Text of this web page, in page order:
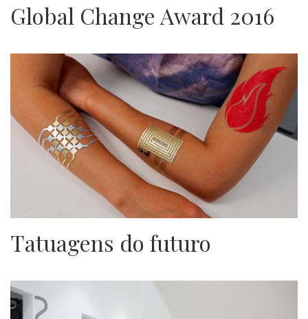
Global Change Award 2016
Tatuagens do futuro